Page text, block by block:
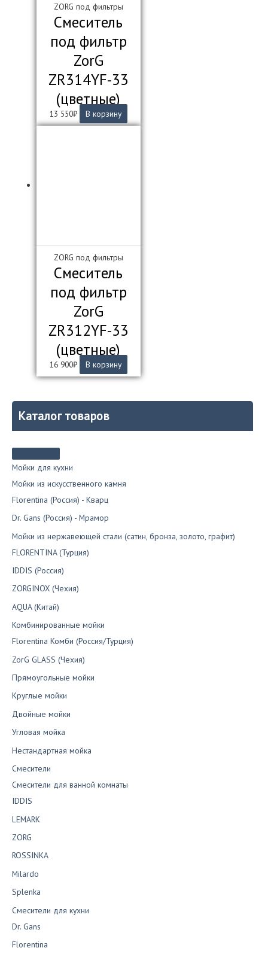
Каталог товаров
Мойки для кухни
Мойки из искусственного камня
Florentina (Россия) - Кварц
Dr. Gans (Россия) - Мрамор
Мойки из нержавеющей стали (сатин, бронза, золото, графит)
FLORENTINA (Турция)
IDDIS (Россия)
ZORGINOX (Чехия)
AQUA (Китай)
Комбинированные мойки
Florentina Комби (Россия/Турция)
ZorG GLASS (Чехия)
Прямоугольные мойки
Круглые мойки
Двойные мойки
Угловая мойка
Нестандартная мойка
Смесители
Смесители для ванной комнаты
IDDIS
LEMARK
ZORG
ROSSINKA
Milardo
Splenka
Смесители для кухни
Dr. Gans
Florentina
ZORG под фильтры
Смеситель
под фильтр
ZorG
ZR314YF-33
(цветные)
13 550₽ В корзину
ZORG под фильтры
Смеситель
под фильтр
ZorG
ZR312YF-33
(цветные)
16 900₽ В корзину